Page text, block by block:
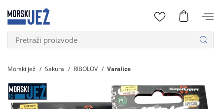
Morski jež Sakura RIBOLOV Varalice